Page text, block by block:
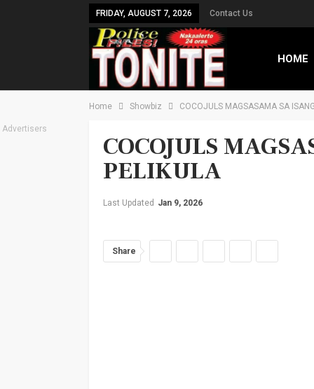
FRIDAY, AUGUST 7, 2026 Contact Us
HOME
Home Showbiz COCOJULS MAGSASAMA SA
Advertisers
COCOJULS
PELIKULA
Last Updated Jan 9, 2026
Share